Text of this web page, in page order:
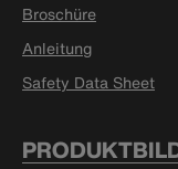
Broschüre
Anleitung
Safety Data Sheet